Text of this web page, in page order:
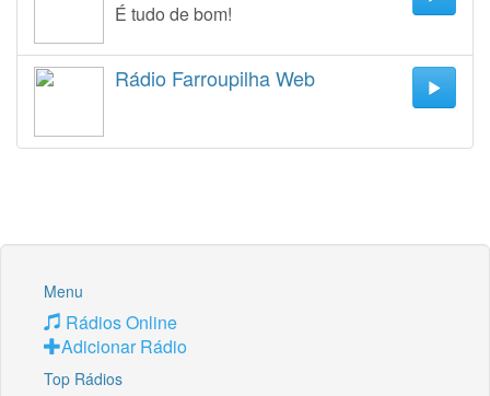
É tudo de bom!
Rádio Farroupilha Web
Menu
Rádios Online
Adicionar Rádio
Top Rádios